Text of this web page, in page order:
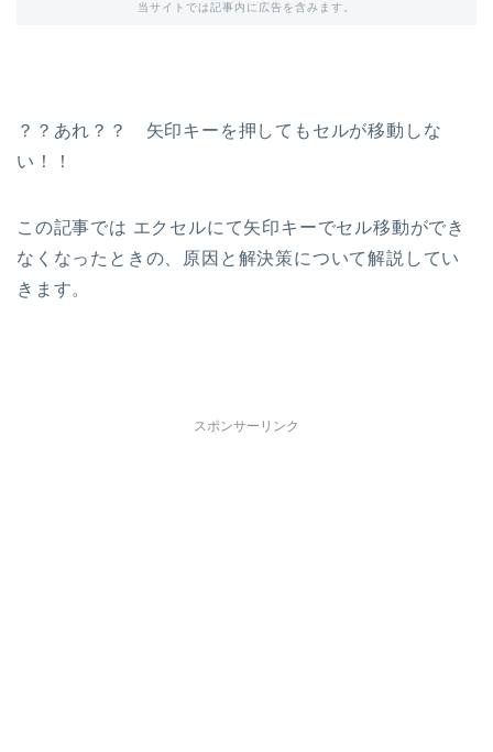
当サイトでは記事内に広告を含みます。
？？あれ？？ 矢印キーを押してもセルが移動しな
い！！
この記事では エクセルにて矢印キーでセル移動ができ
なくなったときの、原因と解決策について解説してい
きます。
スポンサーリンク